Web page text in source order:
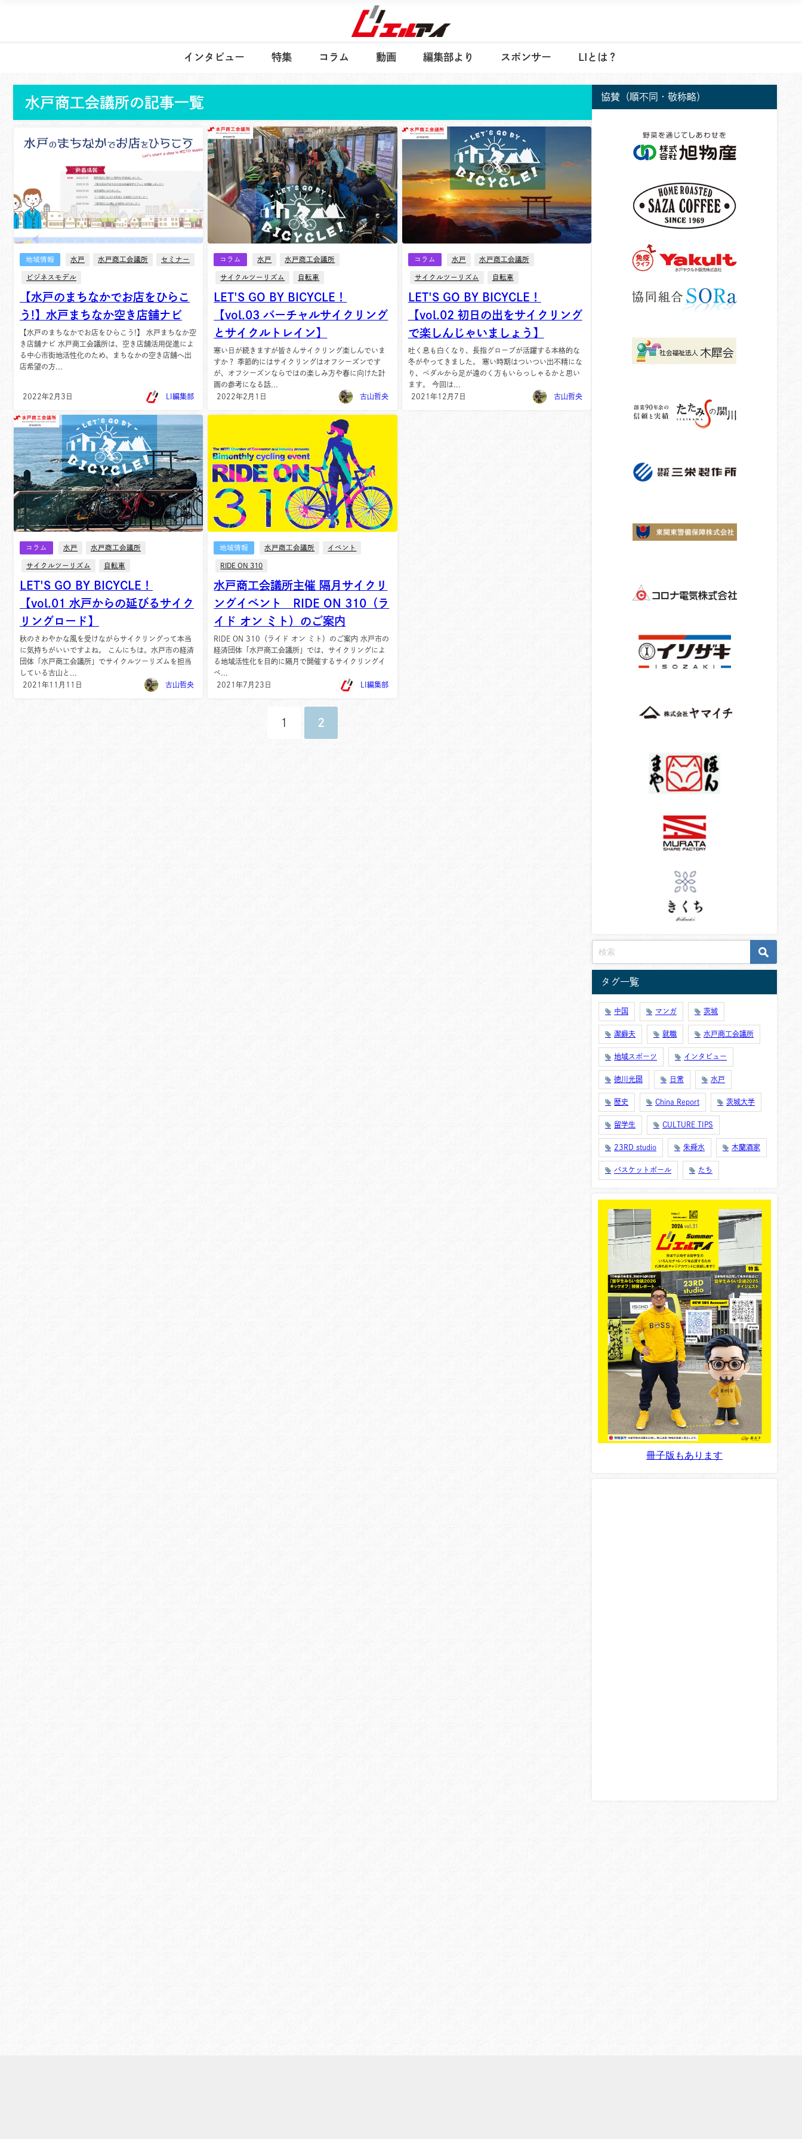
インタビュー 特集 コラム 動画 編集部より スポンサー LIとは？
水戸商工会議所の記事一覧
地域情報 水戸 水戸商工会議所 セミナー
ビジネスモデル
【水戸のまちなかでお店をひらこ
う!】水戸まちなか空き店舗ナビ
【水戸のまちなかでお店をひらこう!】 水戸まちなか空
き店舗ナビ 水戸商工会議所は、空き店舗活用促進によ
る中心市街地活性化のため、まちなかの空き店舗へ出
店希望の方...
2022年2月3日 LI編集部
コラム 水戸 水戸商工会議所
サイクルツーリズム 自転車
LET'S GO BY BICYCLE！
【vol.03 バーチャルサイクリング
とサイクルトレイン】
寒い日が続きますが皆さんサイクリング楽しんでいま
すか？ 季節的にはサイクリングはオフシーズンです
が、オフシーズンならではの楽しみ方や春に向けた計
画の参考になる話...
2022年2月1日
古山哲央
コラム 水戸 水戸商工会議所
サイクルツーリズム 自転車
LET'S GO BY BICYCLE！
【vol.02 初日の出をサイクリング
で楽しんじゃいましょう】
吐く息も白くなり、長指グローブが活躍する本格的な
冬がやってきました。 寒い時期はついつい出不精にな
り、ペダルから足が遠のく方もいらっしゃるかと思い
ます。 今回は...
2021年12月7日
古山哲央
コラム 水戸 水戸商工会議所
サイクルツーリズム 自転車
LET'S GO BY BICYCLE！
【vol.01 水戸からの延びるサイク
リングロード】
秋のさわやかな風を受けながらサイクリングって本当
に気持ちがいいですよね。 こんにちは。水戸市の経済
団体「水戸商工会議所」でサイクルツーリズムを担当
している古山と...
2021年11月11日
古山哲央
地域情報 水戸商工会議所 イベント
RIDE ON 310
水戸商工会議所主催 隔月サイクリ
ングイベント RIDE ON 310（ラ
イド オン ミト）のご案内
RIDE ON 310（ライド オン ミト）のご案内 水戸市の
経済団体「水戸商工会議所」では、サイクリングによ
る地域活性化を目的に隔月で開催するサイクリングイ
ベ...
2021年7月23日
LI編集部
1 2
協賛（順不同・敬称略）
タグ一覧
中国 マンガ 茨城
潔癖夫 就職 水戸商工会議所
地域スポーツ インタビュー
徳川光圀 日常 水戸
歴史 China Report 茨城大学
留学生 CULTURE TIPS
23RD studio 朱舜水 木蘭酒家
バスケットボール たち
冊子版もあります